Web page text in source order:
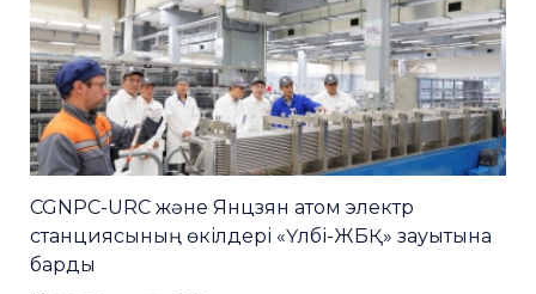
CGNPC-URC және Янцзян атом электр
станциясының өкілдері «Үлбі-ЖБҚ» зауытына
барды